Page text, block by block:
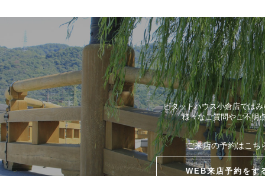
ピタットハウス小倉店では
様々なご質問やご不明
ご来店の予約はこち
WEB来店予約をす